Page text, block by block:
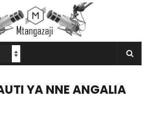
YA NNE ANGALIA